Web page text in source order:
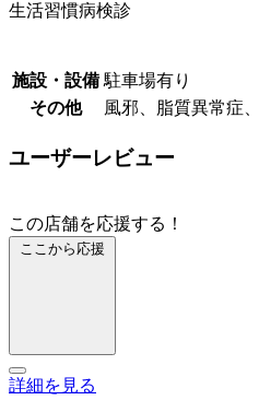
生活習慣病検診
施設・設備 駐車場有り
その他
風邪、脂質異常症
ユーザーレビュー
この店舗を応援する！
ここから応援
詳細を見る